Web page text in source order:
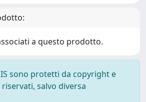
a questo prodotto.
sono protetti da copyright e
salvo diversa